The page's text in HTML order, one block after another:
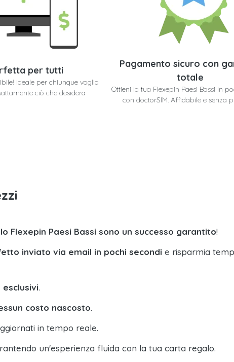
per tutti
Ideale per chiunque voglia
ciò che desidera
Pagamento sicuro con
totale
Ottieni la tua Flexepin Paesi Bassi in
con doctorSIM. Affidabile e senza
Flexepin Paesi Bassi sono un successo garantito!
inviato via email in pochi secondi e risparmia
.
costo nascosto.
in tempo reale.
un'esperienza fluida con la tua carta regalo.